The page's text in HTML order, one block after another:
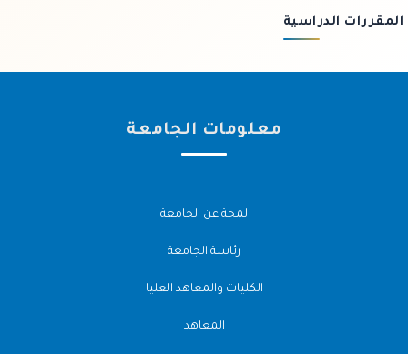
المقررات الدراسية
معلومات الجامعة
لمحة عن الجامعة
رئاسة الجامعة
الكليات والمعاهد العليا
المعاهد